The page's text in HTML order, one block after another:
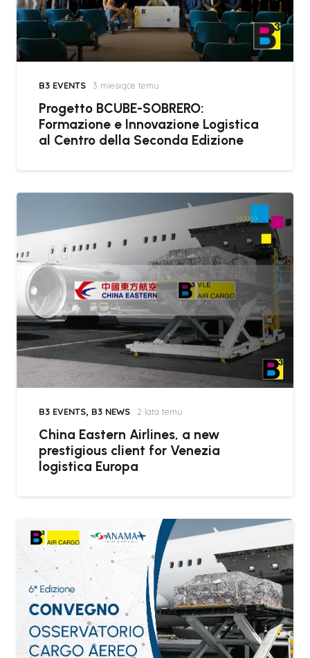
B3 EVENTS 3 miesiące temu
Progetto BCUBE-SOBRERO:
Formazione e Innovazione Logistica
al Centro della Seconda Edizione
B3 EVENTS, B3 NEWS 2 lata temu
China Eastern Airlines, a new
prestigious client for Venezia
logistica Europa